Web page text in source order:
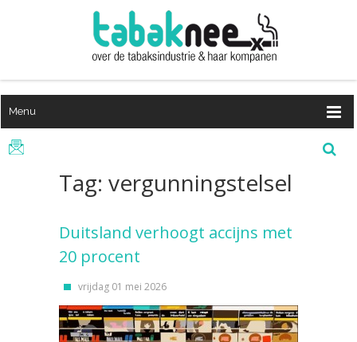
Menu
Tag: vergunningstelsel
Duitsland verhoogt accijns met
20 procent
vrijdag 01 mei 2026